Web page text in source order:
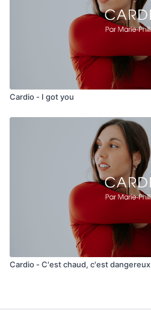
Cardio - I got you
Cardio - C'est chaud, c'est dangereux